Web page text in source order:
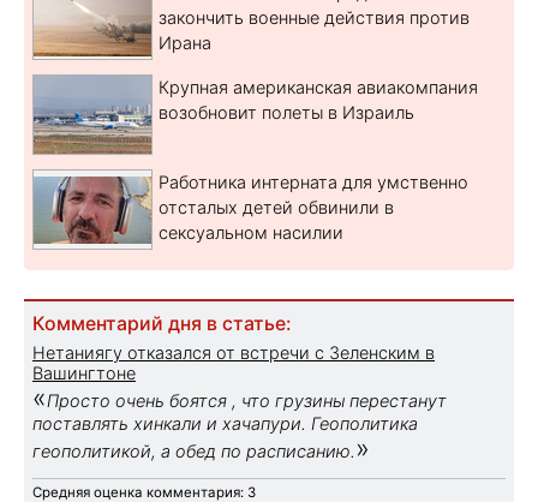
закончить военные действия против
Ирана
Крупная американская авиакомпания
возобновит полеты в Израиль
Работника интерната для умственно
отсталых детей обвинили в
сексуальном насилии
Комментарий дня в статье:
Нетаниягу отказался от встречи с Зеленским в
Вашингтоне
«Просто очень боятся , что грузины перестанут
поставлять хинкали и хачапури. Геополитика
геополитикой, а обед по расписанию. »
Средняя оценка комментария: 3